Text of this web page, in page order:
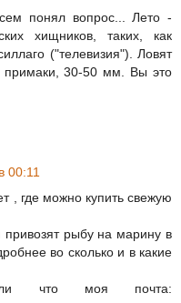
понял вопрос... Лето -
хищников, таких, как
("телевизия"). Ловят
примаки, 30-50 мм. Вы это
00:11
, где можно купить свежую
рыбу на марину в
во сколько и в какие
что моя почта: